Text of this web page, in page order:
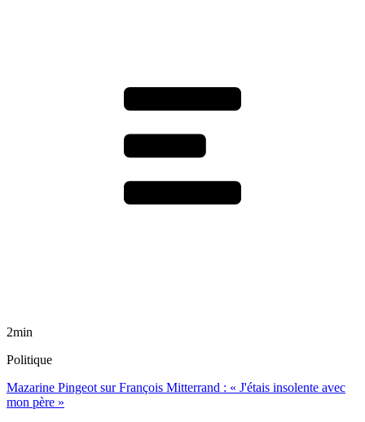
2min
Politique
Mazarine Pingeot sur François Mitterrand : « J'étais insolente avec
mon père »